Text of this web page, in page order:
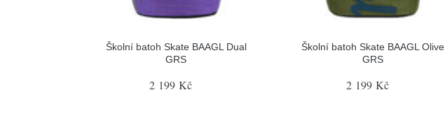
Školní batoh Skate BAAGL Dual
GRS
2 199 Kč
Školní batoh Skate BAAGL Olive
GRS
2 199 Kč